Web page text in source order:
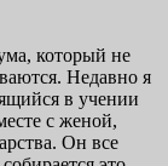
который не
Недавно я
в учении
с женой,
Он все